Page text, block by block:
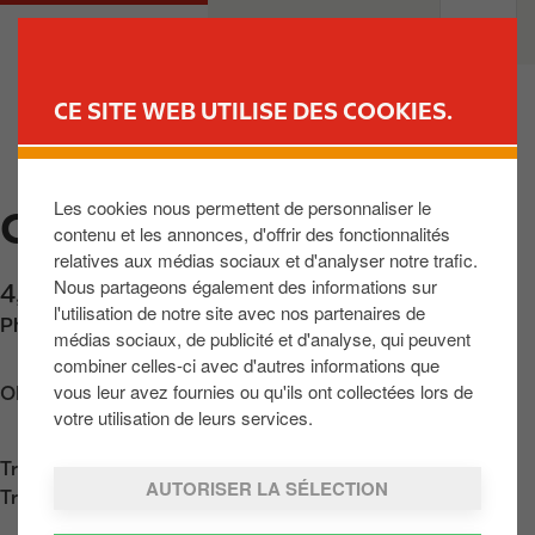
CE SITE WEB UTILISE DES COOKIES.
Les cookies nous permettent de personnaliser le
contenu et les annonces, d'offrir des fonctionnalités
relatives aux médias sociaux et d'analyser notre trafic.
Nous partageons également des informations sur
l'utilisation de notre site avec nos partenaires de
médias sociaux, de publicité et d'analyse, qui peuvent
combiner celles-ci avec d'autres informations que
vous leur avez fournies ou qu'ils ont collectées lors de
votre utilisation de leurs services.
AUTORISER LA SÉLECTION
c
o
t
e
u
n
M
a
TROUVEZ VOTRE STATION-
CONTERN
4, rue Daniel Grün,Contern,L-5315 ,LU
Phone: +35227405445
Obtenir l'itinéraire
Trouver nous sur
Trouver nous surGoogle Play